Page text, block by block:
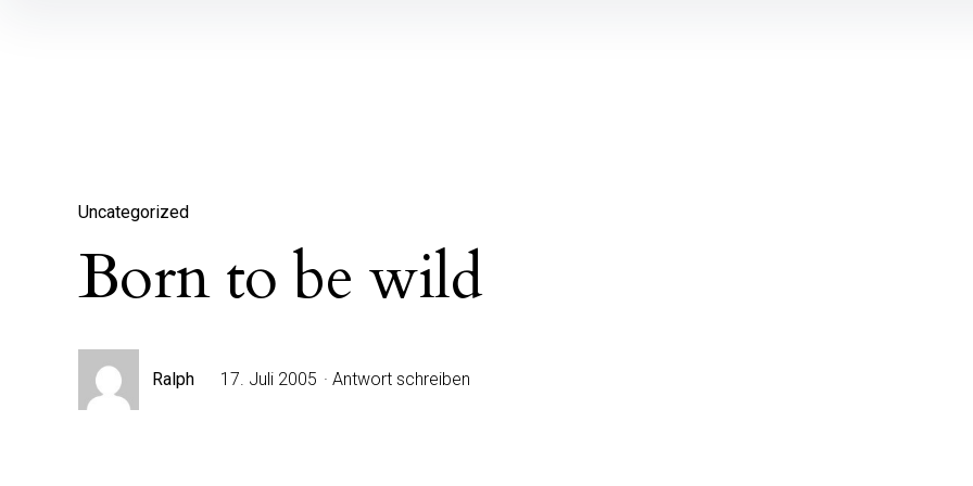
Uncategorized
Born to be wild
Ralph 17. Juli 2005 Antwort schreiben